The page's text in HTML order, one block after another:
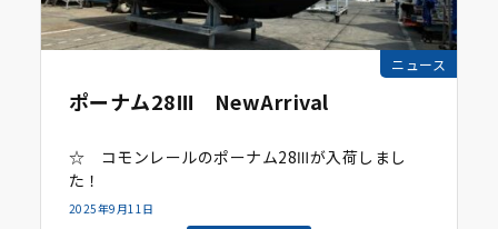
ニュース
ポーナム28Ⅲ NewArrival
☆ コモンレールのポーナム28Ⅲが入荷しまし
た！
2025年9月11日